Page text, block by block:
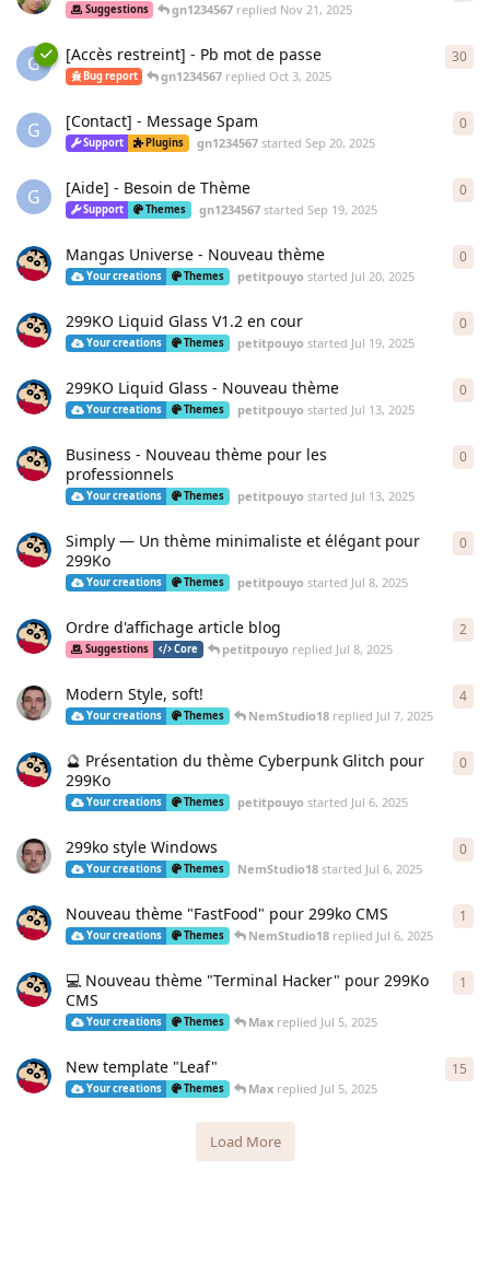
Suggestions gn1234567 replied Nov 21, 2025
G [Accès restreint] - Pb mot de passe
Bug report gn1234567 repliedOct 3, 2025
30
G [Contact] - Message Spam
Support Plugins gn1234567started Sep 20, 2025
0
G [Aide] - Besoin de Thème
Support Themes gn1234567started Sep 19, 2025
0
Mangas Universe - Nouveau thème
Your creations Themes petitpouyo started Jul 20, 2025
0
299KO Liquid Glass V1.2 en cour
Your creations Themes petitpouyo started Jul 19, 2025
0
299KO Liquid Glass - Nouveau thème
Your creations Themes petitpouyo started Jul 13, 2025
0
Business - Nouveau thème pour les
professionnels
Your creations Themes petitpouyo started Jul 13, 2025
0
Simply — Un thème minimaliste et élégant pour
299Ko
Your creations Themes petitpouyo started Jul 8, 2025
0
Ordre d'affichage article blog
Suggestions Core petitpouyo replied Jul 8, 2025
2
Modern Style, soft!
Your creations Themes NemStudio18replied Jul 7, 2025
4
🔮 Présentation du thème Cyberpunk Glitch pour
299Ko
Your creations Themes petitpouyo started Jul 6, 2025
0
299ko style Windows
Your creations Themes NemStudio18started Jul 6, 2025
0
Nouveau thème "FastFood" pour 299ko CMS
Your creations Themes NemStudio18replied Jul 6, 2025
1
💻 Nouveau thème "Terminal Hacker" pour 299Ko
CMS
Your creations Themes Maxreplied Jul 5, 2025
1
New template "Leaf"
Your creations Themes Maxreplied Jul 5, 2025
15
Load More